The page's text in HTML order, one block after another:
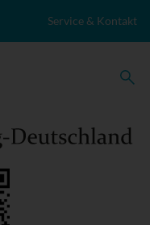
Service & Kontakt